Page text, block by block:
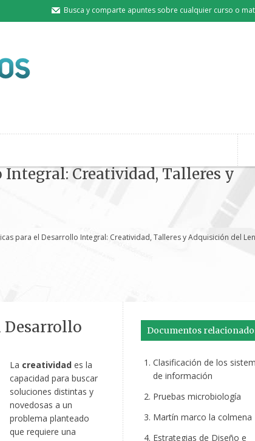
Busca y comparte apuntes sobre cualquier curso o
Integral: Creatividad, Talleres y
para el Desarrollo Integral: Creatividad, Talleres y Adquisición del
Desarrollo
La creatividades la
capacidad para buscar
soluciones distintas y
novedosas a un
problema planteado
que requiere una
Documentos
Clasificación de los
de información
Pruebas microbiología
Martín marco la colmena
Estrategias de Diseño e